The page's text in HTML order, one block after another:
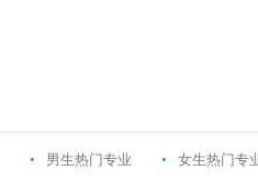
• 男生热门专业 • 女生热门专